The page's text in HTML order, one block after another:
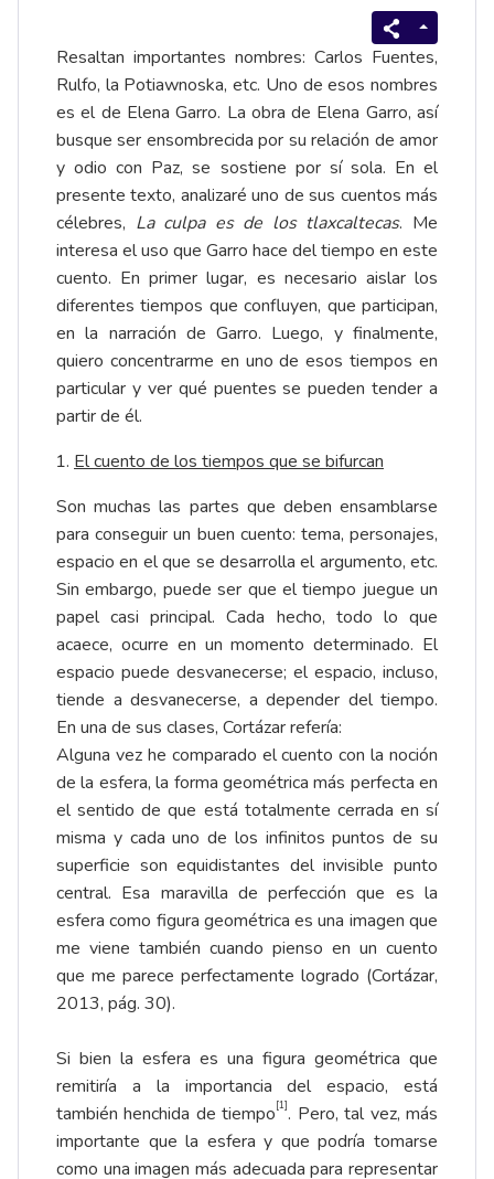
Resaltan importantes nombres: Carlos Fuentes,
Rulfo, la Potiawnoska, etc. Uno de esos nombres
es el de Elena Garro. La obra de Elena Garro, así
busque ser ensombrecida por su relación de amor
y odio con Paz, se sostiene por sí sola. En el
presente texto, analizaré uno de sus cuentos más
célebres, La culpa es de los tlaxcaltecas. Me
interesa el uso que Garro hace del tiempo en este
cuento. En primer lugar, es necesario aislar los
diferentes tiempos que confluyen, que participan,
en la narración de Garro. Luego, y finalmente,
quiero concentrarme en uno de esos tiempos en
particular y ver qué puentes se pueden tender a
partir de él.
El cuento de los tiempos que se bifurcan
Son muchas las partes que deben ensamblarse
para conseguir un buen cuento: tema, personajes,
espacio en el que se desarrolla el argumento, etc.
Sin embargo, puede ser que el tiempo juegue un
papel casi principal. Cada hecho, todo lo que
acaece, ocurre en un momento determinado. El
espacio puede desvanecerse; el espacio, incluso,
tiende a desvanecerse, a depender del tiempo.
En una de sus clases, Cortázar refería:
Alguna vez he comparado el cuento con la noción
de la esfera, la forma geométrica más perfecta en
el sentido de que está totalmente cerrada en sí
misma y cada uno de los infinitos puntos de su
superficie son equidistantes del invisible punto
central. Esa maravilla de perfección que es la
esfera como figura geométrica es una imagen que
me viene también cuando pienso en un cuento
que me parece perfectamente logrado (Cortázar,
2013, pág. 30).
Si bien la esfera es una figura geométrica que
remitiría a la importancia del espacio, está
también henchida de tiempo[1]. Pero, tal vez, más
importante que la esfera y que podría tomarse
como una imagen más adecuada para representar